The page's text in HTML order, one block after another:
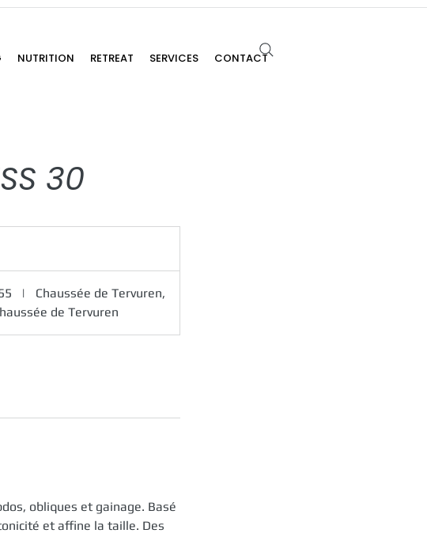
NUTRITION RETREAT SERVICES CONTACT
30
|
Chaussée de Tervuren,
de Tervuren
obliques et gainage. Basé
et affine la taille. Des